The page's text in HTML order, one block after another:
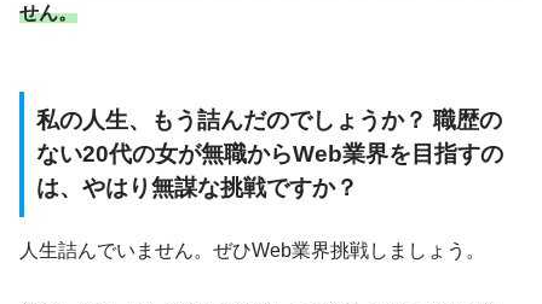
せん。
私の人生、もう詰んだのでしょうか？ 職歴の
ない20代の女が無職からWeb業界を目指すの
は、やはり無謀な挑戦ですか？
人生詰んでいません。ぜひWeb業界挑戦しましょう。